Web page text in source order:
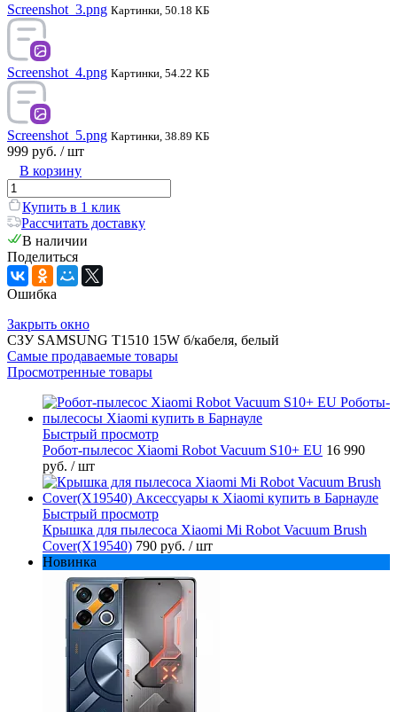
Screenshot_3.png Картинки, 50.18 КБ
Screenshot_4.png Картинки, 54.22 КБ
Screenshot_5.png Картинки, 38.89 КБ
999 руб. / шт
В корзину
Купить в 1 клик
Рассчитать доставку
В наличии
Поделиться
Ошибка
Закрыть окно
СЗУ SAMSUNG T1510 15W б/кабеля, белый
Самые продаваемые товары
Просмотренные товары
Быстрый просмотр
Робот-пылесос Xiaomi Robot Vacuum S10+ EU 16 990
руб. / шт
Быстрый просмотр
Крышка для пылесоса Xiaomi Mi Robot Vacuum Brush
Cover(X19540) 790 руб. / шт
Новинка